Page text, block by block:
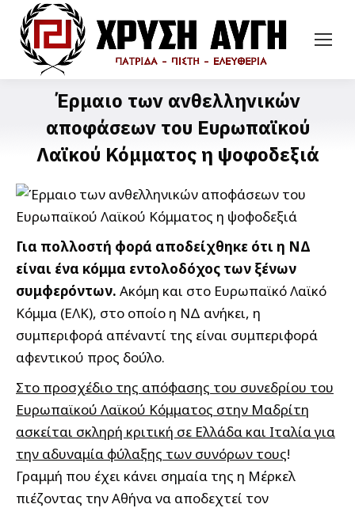
Έρμαιo των ανθελληνικών
αποφάσεων του Ευρωπαϊκού
Λαϊκού Κόμματος η ψοφοδεξιά
Για πολλοστή φορά αποδείχθηκε ότι η ΝΔ
είναι ένα κόμμα εντολοδόχος των ξένων
συμφερόντων. Ακόμη και στο Ευρωπαϊκό Λαϊκό
Κόμμα (ΕΛΚ), στο οποίο η ΝΔ ανήκει, η
συμπεριφορά απέναντί της είναι συμπεριφορά
αφεντικού προς δούλο.
Στο προσχέδιο της απόφασης του συνεδρίου του
Ευρωπαϊκού Λαϊκού Κόμματος στην Μαδρίτη
ασκείται σκληρή κριτική σε Ελλάδα και Ιταλία για
την αδυναμία φύλαξης των συνόρων τους!
Γραμμή που έχει κάνει σημαία της η Μέρκελ
πιέζοντας την Αθήνα να αποδεχτεί τον